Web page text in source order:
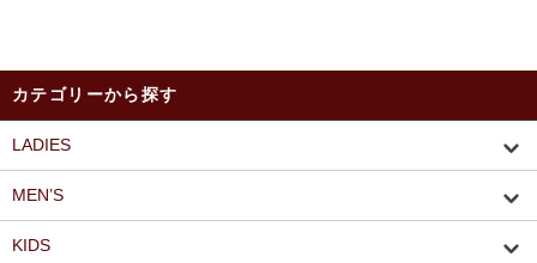
カテゴリーから探す
LADIES
MEN’S
KIDS